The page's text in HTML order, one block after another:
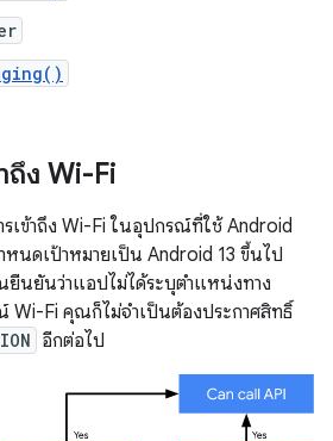
ถึง Wi-Fi
รเข้าถึง Wi-Fi ในอุปกรณ์ที่ใช้ Android
นดเป้าหมายเป็น Android 13 ขึ้นไป
ยืนยันว่าแอปไม่ได้ระบุตำแหน่งทาง
Wi-Fi คุณก็ไม่จำเป็นต้องประกาศสิทธิ์
อีกต่อไป